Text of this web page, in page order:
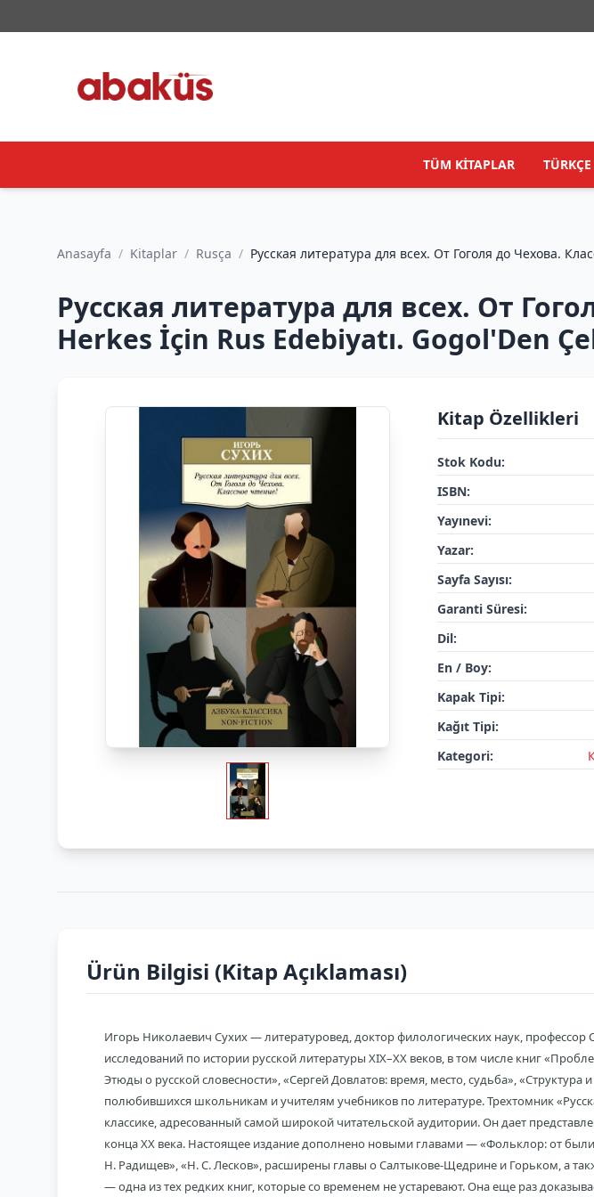
TÜM KİTAPLAR
Anasayfa / Kitaplar / Rusça / Русская литература для всех. От Гоголя до Чехова.
Русская литература для всех. От
Herkes İçin Rus Edebiyatı. Gogol'Den
Kitap Özellikleri
Stok Kodu:
ISBN:
Yayınevi:
Yazar:
Sayfa Sayısı:
Garanti Süresi:
Dil:
En / Boy:
Kapak Tipi:
Kağıt Tipi:
Kategori:
Ürün Bilgisi (Kitap Açıklaması)
Игорь Николаевич Сухих — литературовед, доктор филологических наук, профессор
исследований по истории русской литературы XIX–XX веков, в том числе книг
Этюды о русской словесности», «Сергей Довлатов: время, место, судьба»,
полюбившихся школьникам и учителям учебников по литературе. Трехтомник
классике, адресованный самой широкой читательской аудитории. Он дает
конца ХХ века. Настоящее издание дополнено новыми главами — «Фольклор: от
Н. Радищев», «Н. С. Лесков», расширены главы о Салтыкове-Щедрине и Горьком, а
— одна из тех редких книг, которые со временем не устаревают. Она еще раз